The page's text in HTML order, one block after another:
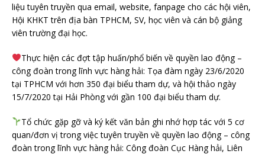
liệu tuyên truyền qua email, website, fanpage cho các hội viên,
Hội KHKT trên địa bàn TPHCM, SV, học viên và cán bộ giảng
viên trường đại học.
Thực hiện các đợt tập huấn/phổ biến về quyền lao động –
công đoàn trong lĩnh vực hàng hải: Tọa đàm ngày 23/6/2020
tại TPHCM với hơn 350 đại biểu tham dự, và hội thảo ngày
15/7/2020 tại Hải Phòng với gần 100 đại biểu tham dự.
Tổ chức gặp gỡ và ký kết văn bản ghi nhớ hợp tác với 5 cơ
quan/đơn vị trong việc tuyên truyền về quyền lao động – công
đoàn trong lĩnh vực hàng hải: Công đoàn Cục Hàng hải, Liên